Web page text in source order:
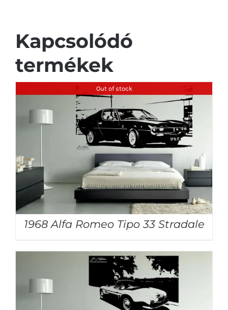
Kapcsolódó
termékek
Out of stock
1968 Alfa Romeo Tipo 33 Stradale